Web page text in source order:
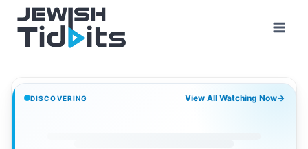
content
DISCOVERING View All Watching Now→